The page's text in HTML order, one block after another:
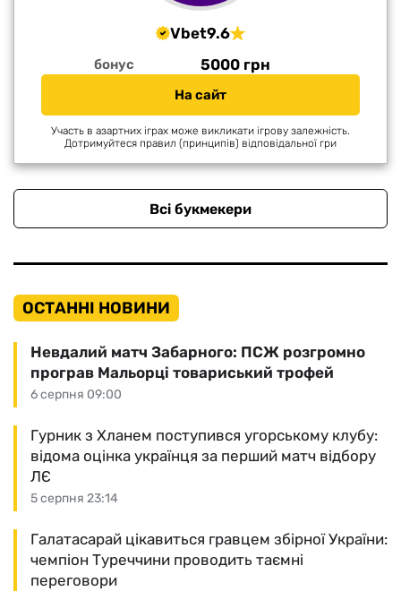
Vbet9.6
бонус 5000 грн
На сайт
Участь в азартних іграх може викликати ігрову залежність.
Дотримуйтеся правил (принципів) відповідальної гри
Всі букмекери
ОСТАННІ НОВИНИ
6 серпня 09:00
Невдалий матч Забарного: ПСЖ розгромно
програв Мальорці товариський трофей
5 серпня 23:14
Гурник з Хланем поступився угорському клубу:
відома оцінка українця за перший матч відбору
ЛЄ
Галатасарай цікавиться гравцем збірної України:
чемпіон Туреччини проводить таємні
переговори